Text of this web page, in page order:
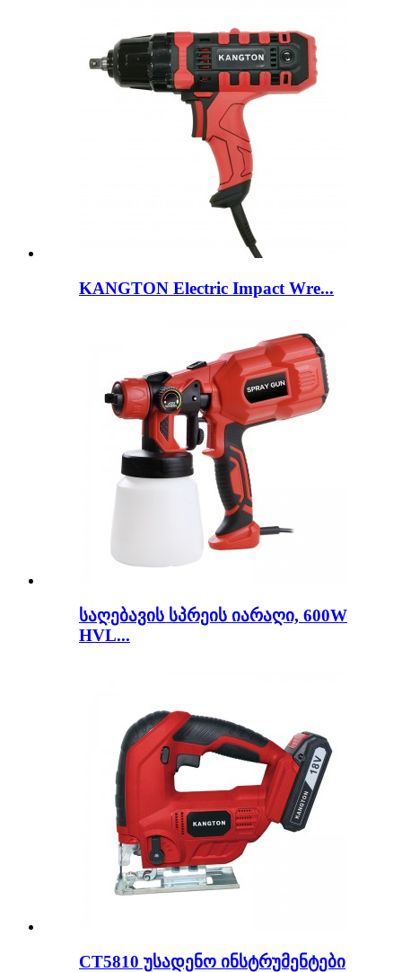
KANGTON Electric Impact Wre...
საღებავის სპრეის იარაღი, 600W
HVL...
CT5810 უსადენო ინსტრუმენტები